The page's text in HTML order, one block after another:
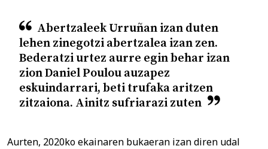
Abertzaleek Urruñan izan duten
lehen zinegotzi abertzalea izan zen.
Bederatzi urtez aurre egin behar izan
zion Daniel Poulou auzapez
eskuindarrari, beti trufaka aritzen
zitzaiona. Ainitz sufriarazi zuten
Aurten, 2020ko ekainaren bukaeran izan diren udal